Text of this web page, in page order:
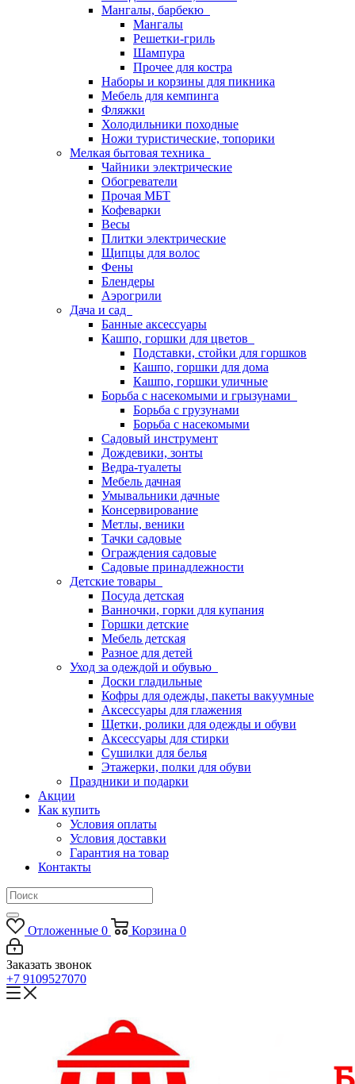
Мангалы, барбекю
Мангалы
Решетки-гриль
Шампура
Прочее для костра
Наборы и корзины для пикника
Мебель для кемпинга
Фляжки
Холодильники походные
Ножи туристические, топорики
Мелкая бытовая техника
Чайники электрические
Обогреватели
Прочая МБТ
Кофеварки
Весы
Плитки электрические
Щипцы для волос
Фены
Блендеры
Аэрогрили
Дача и сад
Банные аксессуары
Кашпо, горшки для цветов
Подставки, стойки для горшков
Кашпо, горшки для дома
Кашпо, горшки уличные
Борьба с насекомыми и грызунами
Борьба с грузунами
Борьба с насекомыми
Садовый инструмент
Дождевики, зонты
Ведра-туалеты
Мебель дачная
Умывальники дачные
Консервирование
Метлы, веники
Тачки садовые
Ограждения садовые
Садовые принадлежности
Детские товары
Посуда детская
Ванночки, горки для купания
Горшки детские
Мебель детская
Разное для детей
Уход за одеждой и обувью
Доски гладильные
Кофры для одежды, пакеты вакуумные
Аксессуары для глажения
Щетки, ролики для одежды и обуви
Аксессуары для стирки
Сушилки для белья
Этажерки, полки для обуви
Праздники и подарки
Акции
Как купить
Условия оплаты
Условия доставки
Гарантия на товар
Контакты
Отложенные 0 Корзина 0
Заказать звонок
+7 9109527070